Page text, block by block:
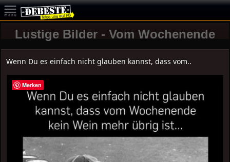
Lustige Bilder - Vom Wochenende
Wenn Du es einfach nicht glauben kannst, dass vom..
Merken